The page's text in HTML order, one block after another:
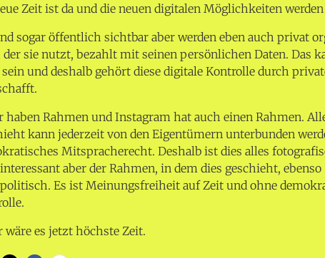
Zeit ist da und die neuen digitalen Möglichkeiten werden
sogar öffentlich sichtbar aber werden eben auch privat
der sie nutzt, bezahlt mit seinen persönlichen Daten. Das
sein und deshalb gehört diese digitale Kontrolle durch
haben Rahmen und Instagram hat auch einen Rahmen.
kann jederzeit von den Eigentümern unterbunden
Mitspracherecht. Deshalb ist dies alles
aber der Rahmen, in dem dies geschieht, ebenso
Es ist Meinungsfreiheit auf Zeit und ohne
wäre es jetzt höchste Zeit.